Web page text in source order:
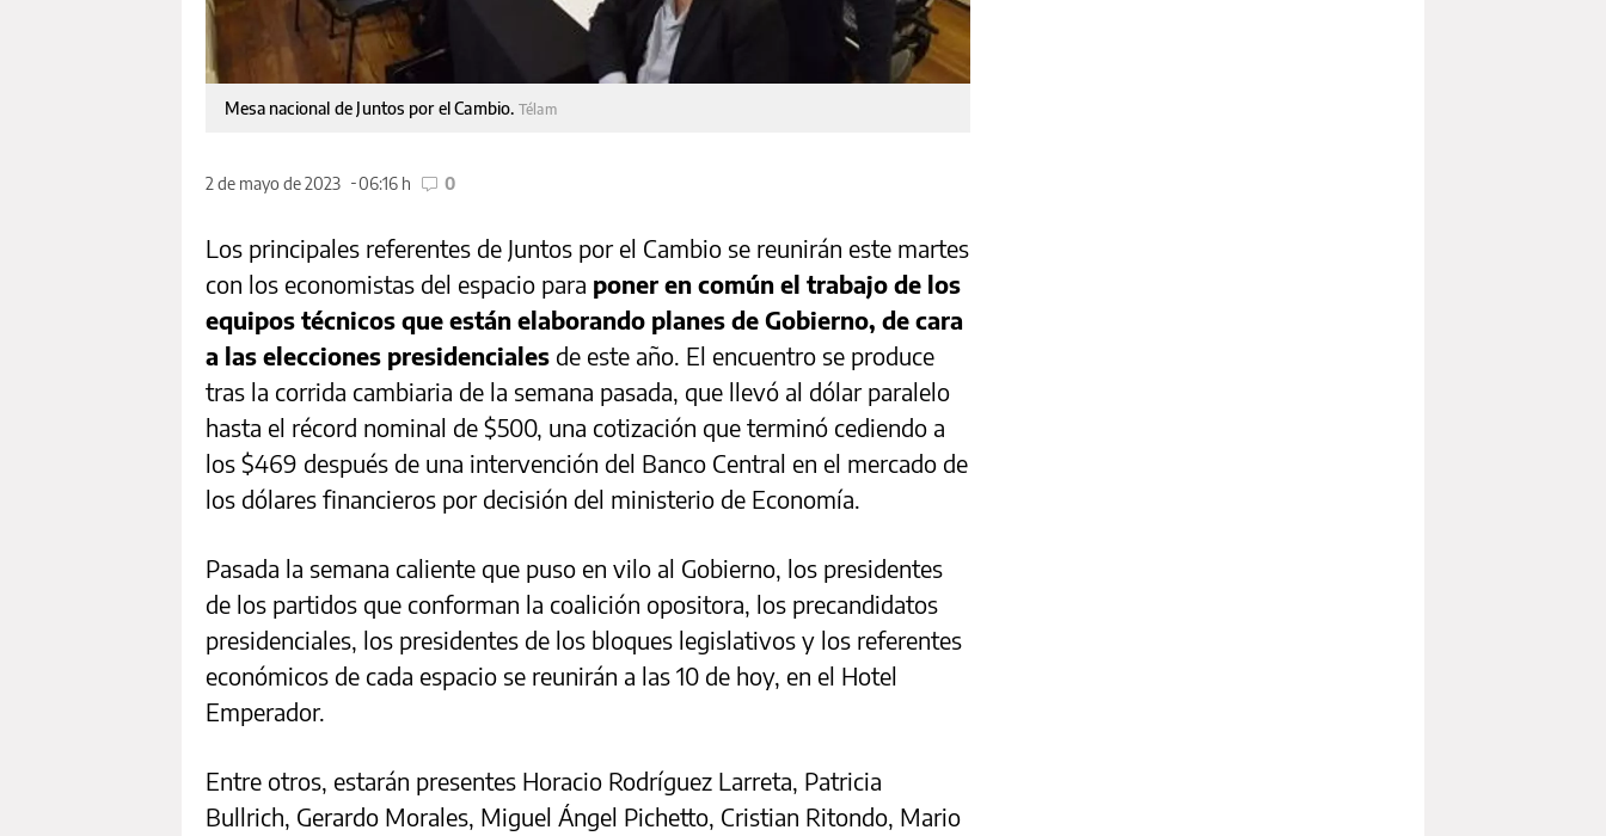
Mesa nacional de Juntos por el Cambio. Télam
2 de mayo de 2023 06:16 h 0
Los principales referentes de Juntos por el Cambio se reunirán este martes
con los economistas del espacio para poner en común el trabajo de los
equipos técnicos que están elaborando planes de Gobierno, de cara
a las elecciones presidenciales de este año. El encuentro se produce
tras la corrida cambiaria de la semana pasada, que llevó al dólar paralelo
hasta el récord nominal de $500, una cotización que terminó cediendo a
los $469 después de una intervención del Banco Central en el mercado de
los dólares financieros por decisión del ministerio de Economía.
Pasada la semana caliente que puso en vilo al Gobierno, los presidentes
de los partidos que conforman la coalición opositora, los precandidatos
presidenciales, los presidentes de los bloques legislativos y los referentes
económicos de cada espacio se reunirán a las 10 de hoy, en el Hotel
Emperador.
Entre otros, estarán presentes Horacio Rodríguez Larreta, Patricia
Bullrich, Gerardo Morales, Miguel Ángel Pichetto, Cristian Ritondo, Mario